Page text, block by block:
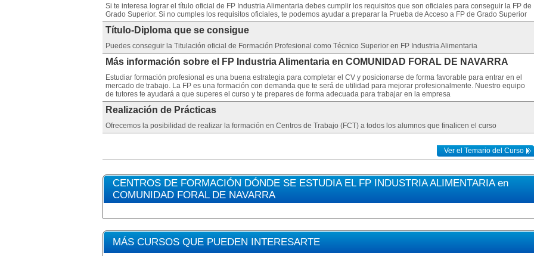
Si te interesa lograr el título oficial de FP Industria Alimentaria debes cumplir los requisitos que son oficiales para conseguir la FP de
Grado Superior. Si no cumples los requisitos oficiales, te podemos ayudar a preparar la Prueba de Acceso a FP de Grado Superior
Título-Diploma que se consigue
Puedes conseguir la Titulación oficial de Formación Profesional como Técnico Superior en FP Industria Alimentaria
Más información sobre el FP Industria Alimentaria en COMUNIDAD FORAL DE NAVARRA
Estudiar formación profesional es una buena estrategia para completar el CV y posicionarse de forma favorable para entrar en el
mercado de trabajo. La FP es una formación con demanda que te será de utilidad para mejorar profesionalmente. Nuestro equipo
de tutores te ayudará a que superes el curso y te prepares de forma adecuada para trabajar en la empresa
Realización de Prácticas
Ofrecemos la posibilidad de realizar la formación en Centros de Trabajo (FCT) a todos los alumnos que finalicen el curso
Ver el Temario del Curso
CENTROS DE FORMACIÓN DÓNDE SE ESTUDIA EL FP INDUSTRIA ALIMENTARIA en
COMUNIDAD FORAL DE NAVARRA
MÁS CURSOS QUE PUEDEN INTERESARTE